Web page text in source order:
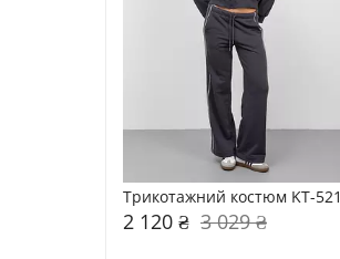
Трикотажний костюм KT-521
2 120 ₴ 3 029 ₴